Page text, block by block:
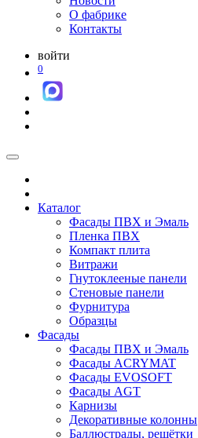
О фабрике
Контакты
войти
0
Каталог
Фасады ПВХ и Эмаль
Пленка ПВХ
Компакт плита
Витражи
Гнутоклееные панели
Стеновые панели
Фурнитура
Образцы
Фасады
Фасады ПВХ и Эмаль
Фасады ACRYMAT
Фасады EVOSOFT
Фасады AGT
Карнизы
Декоративные колонны
Баллюстрады, решётки